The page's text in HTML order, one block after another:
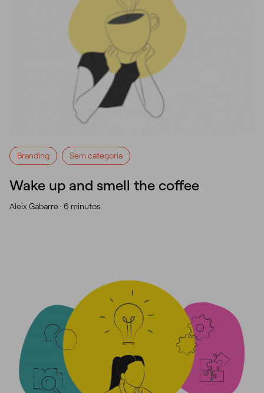
Branding Sem categoria
Wake up and smell the coffee
Aleix Gabarre · 6 minutos